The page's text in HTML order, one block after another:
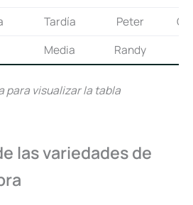
Tardía Peter
Media Randy
para visualizar la tabla
las variedades de